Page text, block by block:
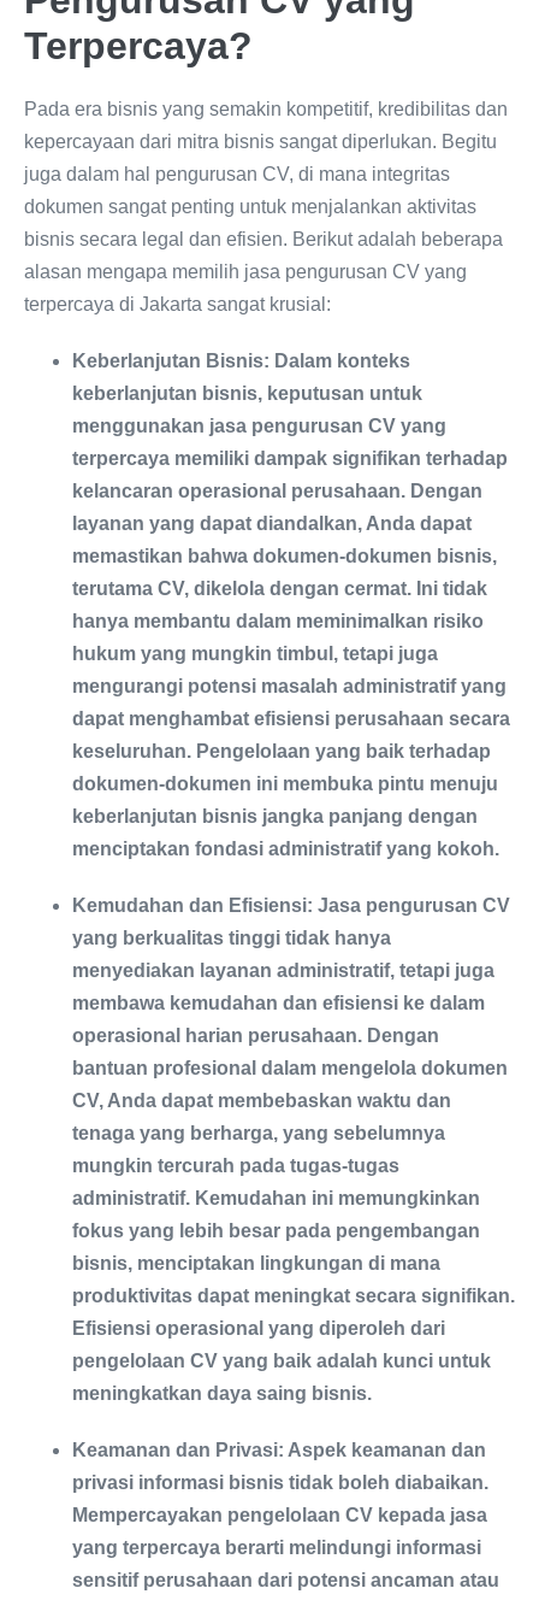
Terpercaya?
Pada era bisnis yang semakin kompetitif, kredibilitas dan
kepercayaan dari mitra bisnis sangat diperlukan. Begitu
juga dalam hal pengurusan CV, di mana integritas
dokumen sangat penting untuk menjalankan aktivitas
bisnis secara legal dan efisien. Berikut adalah beberapa
alasan mengapa memilih jasa pengurusan CV yang
terpercaya di Jakarta sangat krusial:
Keberlanjutan Bisnis: Dalam konteks
keberlanjutan bisnis, keputusan untuk
menggunakan jasa pengurusan CV yang
terpercaya memiliki dampak signifikan terhadap
kelancaran operasional perusahaan. Dengan
layanan yang dapat diandalkan, Anda dapat
memastikan bahwa dokumen-dokumen bisnis,
terutama CV, dikelola dengan cermat. Ini tidak
hanya membantu dalam meminimalkan risiko
hukum yang mungkin timbul, tetapi juga
mengurangi potensi masalah administratif yang
dapat menghambat efisiensi perusahaan secara
keseluruhan. Pengelolaan yang baik terhadap
dokumen-dokumen ini membuka pintu menuju
keberlanjutan bisnis jangka panjang dengan
menciptakan fondasi administratif yang kokoh.
Kemudahan dan Efisiensi: Jasa pengurusan CV
yang berkualitas tinggi tidak hanya
menyediakan layanan administratif, tetapi juga
membawa kemudahan dan efisiensi ke dalam
operasional harian perusahaan. Dengan
bantuan profesional dalam mengelola dokumen
CV, Anda dapat membebaskan waktu dan
tenaga yang berharga, yang sebelumnya
mungkin tercurah pada tugas-tugas
administratif. Kemudahan ini memungkinkan
fokus yang lebih besar pada pengembangan
bisnis, menciptakan lingkungan di mana
produktivitas dapat meningkat secara signifikan.
Efisiensi operasional yang diperoleh dari
pengelolaan CV yang baik adalah kunci untuk
meningkatkan daya saing bisnis.
Keamanan dan Privasi: Aspek keamanan dan
privasi informasi bisnis tidak boleh diabaikan.
Mempercayakan pengelolaan CV kepada jasa
yang terpercaya berarti melindungi informasi
sensitif perusahaan dari potensi ancaman atau